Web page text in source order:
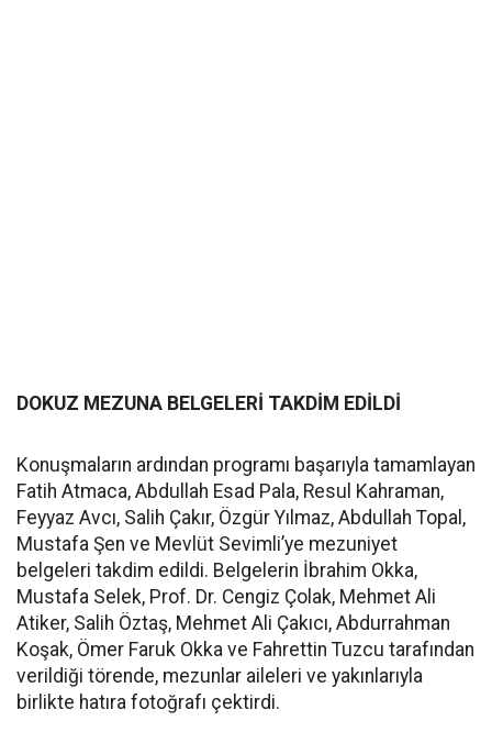
DOKUZ MEZUNA BELGELERİ TAKDİM EDİLDİ
Konuşmaların ardından programı başarıyla tamamlayan
Fatih Atmaca, Abdullah Esad Pala, Resul Kahraman,
Feyyaz Avcı, Salih Çakır, Özgür Yılmaz, Abdullah Topal,
Mustafa Şen ve Mevlüt Sevimli’ye mezuniyet
belgeleri takdim edildi. Belgelerin İbrahim Okka,
Mustafa Selek, Prof. Dr. Cengiz Çolak, Mehmet Ali
Atiker, Salih Öztaş, Mehmet Ali Çakıcı, Abdurrahman
Koşak, Ömer Faruk Okka ve Fahrettin Tuzcu tarafından
verildiği törende, mezunlar aileleri ve yakınlarıyla
birlikte hatıra fotoğrafı çektirdi.